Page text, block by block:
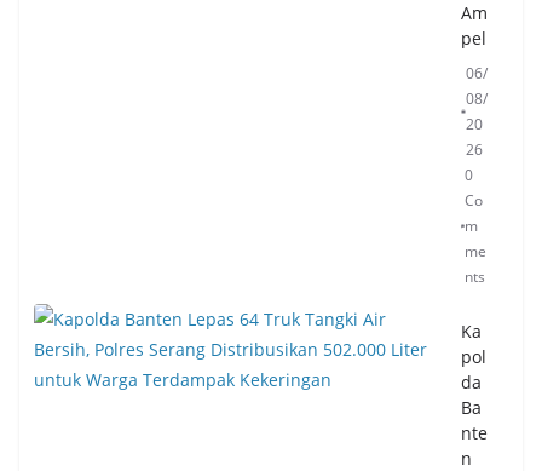
Am
pel
06/
08/
20
26
0
Co
m
me
nts
Ka
pol
da
Ba
nte
n